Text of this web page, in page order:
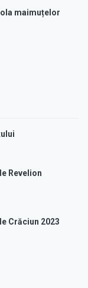
maimuțelor
Revelion
Crăciun 2023